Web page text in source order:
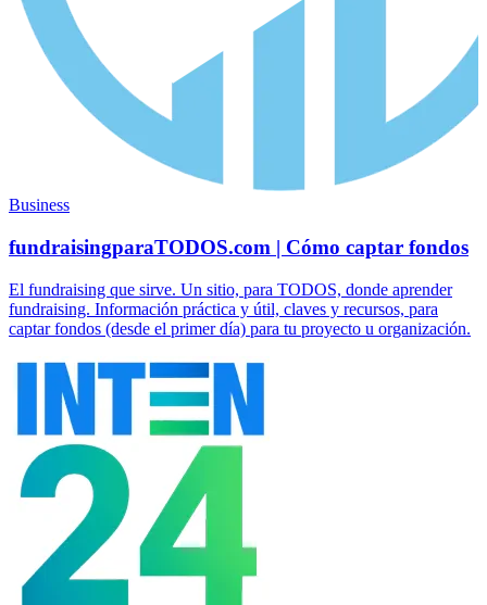
Business
fundraisingparaTODOS.com | Cómo captar fondos
El fundraising que sirve. Un sitio, para TODOS, donde aprender
fundraising. Información práctica y útil, claves y recursos, para
captar fondos (desde el primer día) para tu proyecto u organización.